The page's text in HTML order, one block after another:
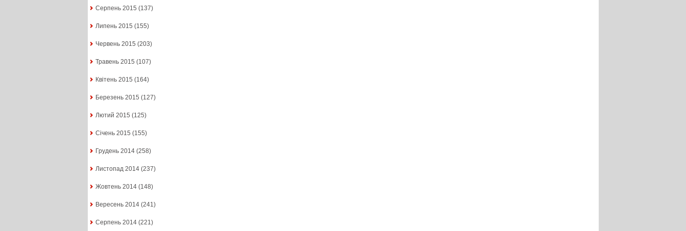
Серпень 2015 (137)
Липень 2015 (155)
Червень 2015 (203)
Травень 2015 (107)
Квітень 2015 (164)
Березень 2015 (127)
Лютий 2015 (125)
Січень 2015 (155)
Грудень 2014(258)
Листопад 2014(237)
Жовтень 2014(148)
Вересень 2014(241)
Серпень 2014(221)